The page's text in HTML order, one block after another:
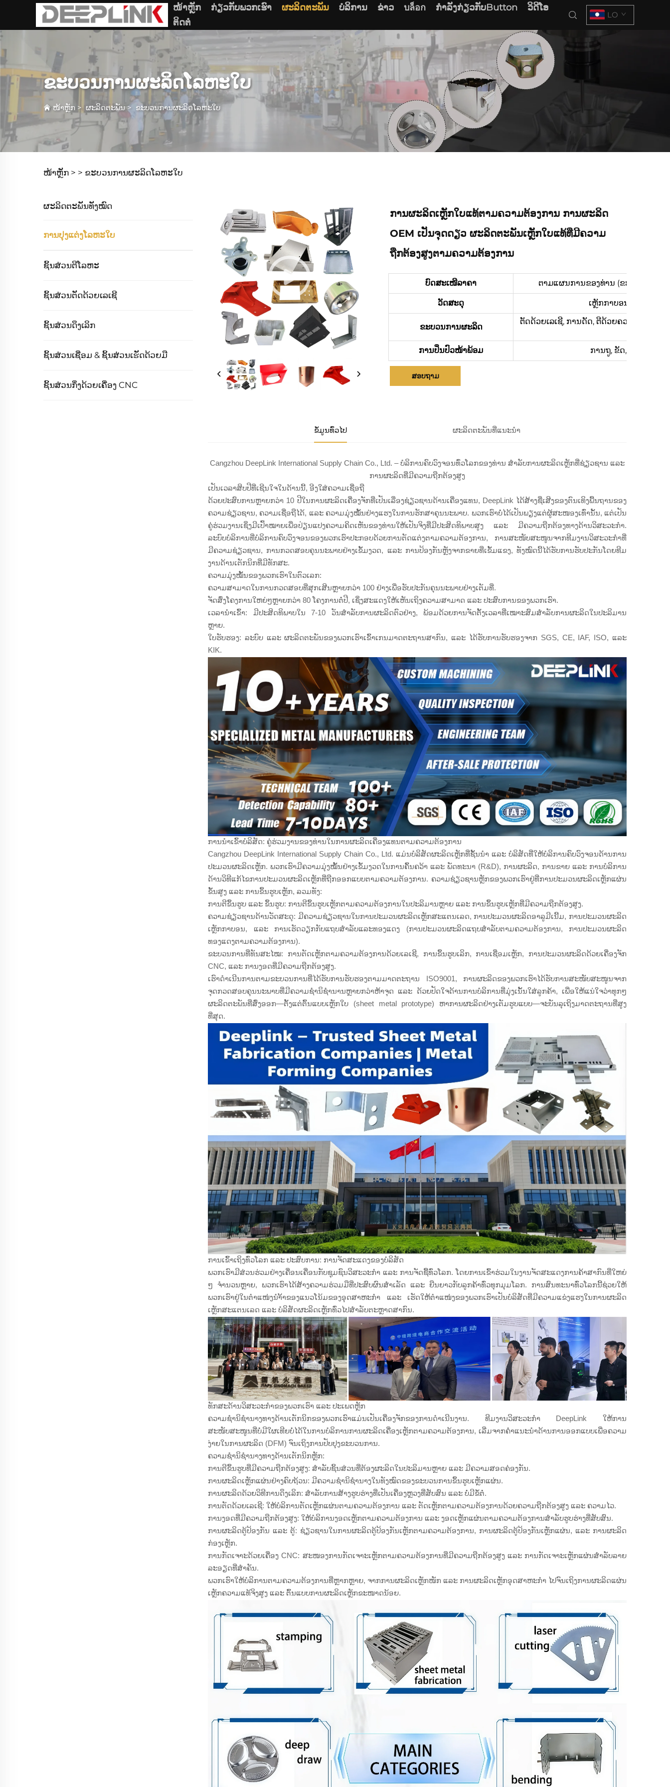
ໜ້າຫຼັກ ກ່ຽວກັບພວກເຮົາ ຜະລິດຕະພັນ ບໍລິການ ຂ່າວ บล็อก ກໍາລັງກ່ຽວກັບButton
ວິດີໂອ
ຕິດຕໍ່
LO
ຂະບວນການຜະລິດໂລຫະໃບ
ໜ້າຫຼັກ > ຜະລິດຕະພັນ> ຂະບວນການຜະລິດໂລຫະໃບ
ໜ້າຫຼັກ > > ຂະບວນການຜະລິດໂລຫະໃບ
ຜະລິດຕະພັນທັງໝົດ
ການປຸງແຕ່ງໂລຫະໃບ
ຊິ້ນສ່ວນຕີໂລຫະ
ຊິ້ນສ່ວນຕັດດ້ວຍເລເຊີ
ຊິ້ນສ່ວນດຶງເລິກ
ຊິ້ນສ່ວນເຊື່ອມ & ຊິ້ນສ່ວນເຮັດດ້ວຍມື
ຊິ້ນສ່ວນກຶ່ງດ້ວຍເຄື່ອງ CNC
ການຜະລິດເຫຼັກໃບແທ້ຕາມຄວາມຕ້ອງການ ການຜະລິດ
OEM ເປັນຈຸດດຽວ ຜະລິດຕະພັນເຫຼັກໃບແທ້ທີ່ມີຄວາມ
ຖືກຕ້ອງສູງຕາມຄວາມຕ້ອງການ
ບົດສະເໜີລາຄາ ຕາມແຜນການຂອງທ່ານ (ຂະໜາດ, ວັດສ
ວັດສະດຸ ເຫຼັກກາບອນ, SPCC,
ຂະບວນການຜະລິດ
ຕັດດ້ວຍເລເຊີ, ການດັດ, ຕີດ້ວຍຄວາມແທ້ຈິງ, ກ
ການປິ່ນປົວໜ້າພ້ອມ ການຖູ, ຂັດ,
ສອບຖາມ
ຂໍ້ມູນທົ່ວໄປ ຜະລິດຕະພັນທີ່ແນະນຳ
Cangzhou DeepLink International Supply Chain Co., Ltd. – ບໍລິການຄົບວົງຈອນທົ່ວໂລກຂອງທ່ານ ສຳລັບການຜະລິດເຫຼັກທີ່ຊ່ຽວຊານ ແລະ
ການຜະລິດທີ່ມີຄວາມຖືກຕ້ອງສູງ
ເປັນເວລາສິບປີທີ່ເຊີນໃຈໃນດ້ານນີ້, ອີງໃສ່ຄວາມເຊື່ອຖື
ດ້ວຍປະສົບການຫຼາຍກວ່າ 10 ປີໃນການຜະລິດເຄື່ອງຈັກທີ່ເປັນເລື່ອງຊ່ຽວຊານດ້ານເຄື່ອງແທນ, DeepLink ໄດ້ສ້າງຊື່ເສີງຂອງຕົນເທິງພື້ນຖານຂອງ
ຄວາມຊ່ຽວຊານ, ຄວາມເຊື່ອຖືໄດ້, ແລະ ຄວາມມຸ່ງໝັ້ນຢ່າງແຮງໃນການຮັກສາຄຸນນະພາບ. ພວກເຮົາບໍ່ໄດ້ເປັນພຽງແຕ່ຜູ້ສະໜອງເທົ່ານັ້ນ, ແຕ່ເປັນ
ຄູ່ຮ່ວມງານເຊິ່ງມີເປົ້າໝາຍເພື່ອປ່ຽນແປງຄວາມຄິດເຫັນຂອງທ່ານໃຫ້ເປັນຈິງທີ່ມີປະສິດທິພາບສູງ ແລະ ມີຄວາມຖືກຕ້ອງທາງດ້ານວິສະວະກຳ.
ລະບົບບໍລິການທີ່ບໍລິການຄົບວົງຈອນຂອງພວກເຮົາປະກອບດ້ວຍການຕັດແຕ່ງຕາມຄວາມຕ້ອງການ, ການສະໜັບສະໜູນຈາກທີມງານວິສະວະກຳທີ່
ມີຄວາມຊ່ຽວຊານ, ການກວດສອບຄຸນນະພາບຢ່າງເຂັ້ມງວດ, ແລະ ການປ້ອງກັນຫຼັງຈາກຂາຍທີ່ເຂັ້ມແຂງ, ທັງໝົດນີ້ໄດ້ຮັບການຮັບປະກັນໂດຍທີມ
ງານດ້ານເຕັກນິກທີ່ມີທັກສະ.
ຄວາມມຸ່ງໝັ້ນຂອງພວກເຮົາໃນຕົວເລກ:
ຄວາມສາມາດໃນການກວດສອບທີ່ສຸກເສີນຫຼາຍກວ່າ 100 ຢ່າງເພື່ອຮັບປະກັນຄຸນນະພາບຢ່າງເຕັມທີ່.
ຈັດສົ່ງໂຄງການໃຫຍ່ໆຫຼາຍກວ່າ 80 ໂຄງການຕໍ່ປີ, ເຊິ່ງສະແດງໃຫ້ເຫັນເຖິງຄວາມສາມາດ ແລະ ປະສົບການຂອງພວກເຮົາ.
ເວລານຳເຂົ້າ: ມີປະສິດທິພາບໃນ 7-10 ວັນສຳລັບການຜະລິດຕົວຢ່າງ, ພ້ອມດ້ວຍການຈັດຕັ້ງເວລາທີ່ເໝາະສົມສຳລັບການຜະລິດໃນປະລິມານ
ຫຼາຍ.
ໃບຮັບຮອງ: ລະບົບ ແລະ ຜະລິດຕະພັນຂອງພວກເຮົາເຂົ້າເກນມາດຕະຖານສາກົນ, ແລະ ໄດ້ຮັບການຮັບຮອງຈາກ SGS, CE, IAF, ISO, ແລະ
KIK.
ການນຳເຂົ້າບໍລິສັດ: ຄູ່ຮ່ວມງານຂອງທ່ານໃນການຜະລິດເຄື່ອງແທນຕາມຄວາມຕ້ອງການ
Cangzhou DeepLink International Supply Chain Co., Ltd. ແມ່ນບໍລິສັດຜະລິດເຫຼັກທີ່ຊັ້ນນຳ ແລະ ບໍລິສັດທີ່ໃຫ້ບໍລິການຄົບວົງຈອນດ້ານການ
ປະມວນຜະລິດເຫຼັກ. ພວກເຮົາມີຄວາມມຸ່ງໝັ້ນຢ່າງເຂັ້ມງວດໃນການຄົ້ນຄວ້າ ແລະ ພັດທະນາ (R&D), ການຜະລິດ, ການຂາຍ ແລະ ການບໍລິການ
ດ້ານວິທີແກ້ໄຂການປະມວນຜະລິດເຫຼັກທີ່ຖືກອອກແບບຕາມຄວາມຕ້ອງການ. ຄວາມຊ່ຽວຊານຫຼັກຂອງພວກເຮົາຢູ່ທີ່ການປະມວນຜະລິດເຫຼັກແຜ່ນ
ຂັ້ນສູງ ແລະ ການຂຶ້ນຮູບເຫຼັກ, ລວມທັງ:
ການຕີຂຶ້ນຮູບ ແລະ ຂຶ້ນຮູບ: ການຕີຂຶ້ນຮູບເຫຼັກຕາມຄວາມຕ້ອງການໃນປະລິມານຫຼາຍ ແລະ ການຂຶ້ນຮູບເຫຼັກທີ່ມີຄວາມຖືກຕ້ອງສູງ.
ຄວາມຊ່ຽວຊານດ້ານວັດສະດຸ: ມີຄວາມຊ່ຽວຊານໃນການປະມວນຜະລິດເຫຼັກສະແຕນເລດ, ການປະມວນຜະລິດອາລູມີເນີ້ມ, ການປະມວນຜະລິດ
ເຫຼັກກາບອນ, ແລະ ການເຮັດວຽກກັບແຖບສຳລັບແລະທອງແດງ (ການປະມວນຜະລິດແຖບສຳລັບຕາມຄວາມຕ້ອງການ, ການປະມວນຜະລິດ
ທອງແດງຕາມຄວາມຕ້ອງການ).
ຂະບວນການທີ່ທັນສະໄໝ: ການຕັດເຫຼັກຕາມຄວາມຕ້ອງການດ້ວຍເລເຊີ, ການຂຶ້ນຮູບເລິກ, ການເຊື່ອມເຫຼັກ, ການປະມວນຜະລິດດ້ວຍເຄື່ອງຈັກ
CNC, ແລະ ການງອດທີ່ມີຄວາມຖືກຕ້ອງສູງ.
ເຮົາດຳເນີນການຕາມຂະບວນການທີ່ໄດ້ຮັບການຮັບຮອງຕາມມາດຕະຖານ ISO9001, ການຜະລິດຂອງພວກເຮົາໄດ້ຮັບການສະໜັບສະໜູນຈາກ
ຈຸດກວດສອບຄຸນນະພາບທີ່ມີຄວາມຊຳນິຊຳນານຫຼາຍກວ່າຫ້າຈຸດ ແລະ ດ້ວຍປັດໃຈດ້ານການບໍລິການທີ່ມຸ່ງເນັ້ນໃສ່ລູກຄ້າ, ເພື່ອໃຫ້ແນ່ໃຈວ່າທຸກໆ
ຜະລິດຕະພັນທີ່ສົ່ງອອກ—ຕັ້ງແຕ່ຕົ້ນແບບເຫຼັກໃບ (sheet metal prototype) ຫາການຜະລິດຢ່າງເຕັມຮູບແບບ—ຈະບັນລຸເຖິງມາດຕະຖານທີ່ສູງ
ທີ່ສຸດ.
ການເຂົ້າເຖິງທົ່ວໂລກ ແລະ ປະສົບການ: ການຈັດສະແດງຂອງບໍລິສັດ
ພວກເຮົາມີສ່ວນຮ່ວມຢ່າງເຄື່ອນເຄື່ອນກັບຊຸມຊົນວິສະວະກຳ ແລະ ການຈັດຊື້ທົ່ວໂລກ. ໂດຍການເຂົ້າຮ່ວມໃນງານຈັດສະແດງການຄ້າສາກົນທີ່ໃຫຍ່
ໆ ຈຳນວນຫຼາຍ, ພວກເຮົາໄດ້ສ້າງຄວາມຮ່ວມມືທີ່ປະສົບຜົນສຳເລັດ ແລະ ຍືນຍາວກັບລູກຄ້າທົ່ວທຸກມຸມໂລກ. ການສົນທະນາທົ່ວໂລກນີ້ຊ່ວຍໃຫ້
ພວກເຮົາຢູ່ໃນຕຳແໜ່ງນຳ້້າຂອງແນວໂນ້ມຂອງອຸດສາຫະກຳ ແລະ ເຮັດໃຫ້ຕຳແໜ່ງຂອງພວກເຮົາເປັນບໍລິສັດທີ່ມີຄວາມແຂ່ງແຮງໃນການຜະລິດ
ເຫຼັກສະແຕນເລດ ແລະ ບໍລິສັດຜະລິດເຫຼັກທົ່ວໄປສຳລັບຕະຫຼາດສາກົນ.
ທັກສະດ້ານວິສະວະກຳຂອງພວກເຮົາ ແລະ ປະເພດຫຼັກ
ຄວາມຊຳນິຊຳນາງທາງດ້ານເຕັກນິກຂອງພວກເຮົາແມ່ນເປັນເຄື່ອງຈັກຂອງການດຳເນີນງານ. ທີມງານວິສະວະກຳ DeepLink ໃຫ້ການ
ສະໜັບສະໜູນທີ່ບໍ່ມີໃຜເທີຍບໍ່ໄດ້ໃນການບໍລິການການຜະລິດເຄື່ອງເຫຼັກຕາມຄວາມຕ້ອງການ, ເລີ່ມຈາກຄຳແນະນຳດ້ານການອອກແບບເພື່ອຄວາມ
ງ່າຍໃນການຜະລິດ (DFM) ຈົນເຖິງການປັບປຸງຂະບວນການ.
ຄວາມຊຳນິຊຳນາງທາງດ້ານເຕັກນິກຫຼັກ:
ການຕີຂຶ້ນຮູບທີ່ມີຄວາມຖືກຕ້ອງສູງ: ສຳລັບຊິ້ນສ່ວນທີ່ຕ້ອງຜະລິດໃນປະລິມານຫຼາຍ ແລະ ມີຄວາມສອດຄ່ອງກັນ.
ການຜະລິດເຫຼັກແຜ່ນຢ່າງຄົບຖ້ວນ: ມີຄວາມຊຳນິຊຳນາງໃນທັງໝົດຂອງຂະບວນການຂຶ້ນຮູບເຫຼັກແຜ່ນ.
ການຜະລິດດ້ວຍວິທີການດຶງເລິກ: ສຳລັບການສ້າງຮູບຮ່າງທີ່ເປັນເຄື່ອງຫຼວງທີ່ສັບສົນ ແລະ ບໍ່ມີຂໍ້ຕໍ່.
ການຕັດດ້ວຍເລເຊີ: ໃຫ້ບໍລິການຕັດເຫຼັກແຜ່ນຕາມຄວາມຕ້ອງການ ແລະ ຕັດເຫຼັກຕາມຄວາມຕ້ອງການດ້ວຍຄວາມຖືກຕ້ອງສູງ ແລະ ຄວາມໄວ.
ການງອດທີ່ມີຄວາມຖືກຕ້ອງສູງ: ໃຫ້ບໍລິການງອດເຫຼັກຕາມຄວາມຕ້ອງການ ແລະ ງອດເຫຼັກແຜ່ນຕາມຄວາມຕ້ອງການສຳລັບຮູບຮ່າງທີ່ສັບສົນ.
ການຜະລິດຕູ້ປ້ອງກັນ ແລະ ຕູ້: ຊ່ຽວຊານໃນການຜະລິດຕູ້ປ້ອງກັນເຫຼັກຕາມຄວາມຕ້ອງການ, ການຜະລິດຕູ້ປ້ອງກັນເຫຼັກແຜ່ນ, ແລະ ການຜະລິດ
ກ່ອງເຫຼັກ.
ການກັດເຈາະດ້ວຍເຄື່ອງ CNC: ສະໜອງການກັດເຈາະເຫຼັກຕາມຄວາມຕ້ອງການທີ່ມີຄວາມຖືກຕ້ອງສູງ ແລະ ການກັດເຈາະເຫຼັກແຜ່ນສຳລັບລາຍ
ລະອຽດທີ່ສຳຄັນ.
ພວກເຮົາໃຫ້ບໍລິການຕາມຄວາມຕ້ອງການທີ່ຫຼາກຫຼາຍ, ຈາກການຜະລິດເຫຼັກໜັກ ແລະ ການຜະລິດເຫຼັກອຸດສາຫະກຳ ໄປຈົນເຖິງການຜະລິດແຜ່ນ
ເຫຼັກຄວາມແທ້ຈິງສູງ ແລະ ຕົ້ນແບບການຜະລິດເຫຼັກຂະໜາດນ້ອຍ.